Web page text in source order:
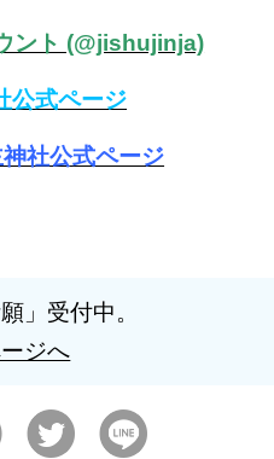
ント (@jishujinja)
公式ページ
社公式ページ
」受付中。
ジへ